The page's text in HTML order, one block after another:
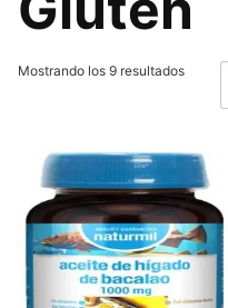
Mostrando los 9 resultados